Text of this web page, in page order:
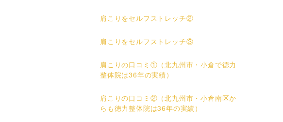
肩こりをセルフストレッチ②
肩こりをセルフストレッチ③
肩こりの口コミ①（北九州市・小倉で徳力
整体院は36年の実績）
肩こりの口コミ②（北九州市・小倉南区か
らも徳力整体院は36年の実績）